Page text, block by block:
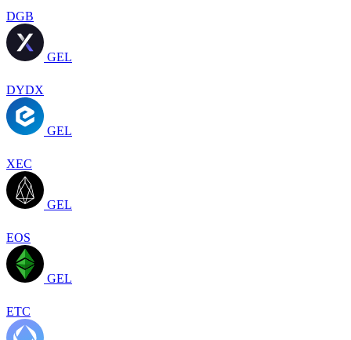
DGB
GEL
DYDX
GEL
XEC
GEL
EOS
GEL
ETC